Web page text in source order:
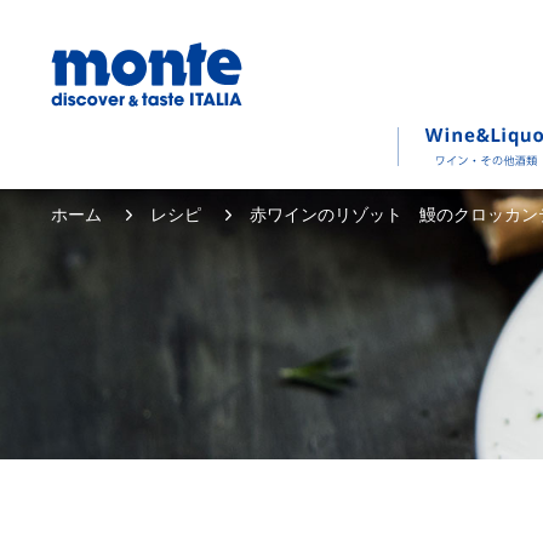
ホーム レシピ 赤ワインのリゾット 鰻のクロッカン